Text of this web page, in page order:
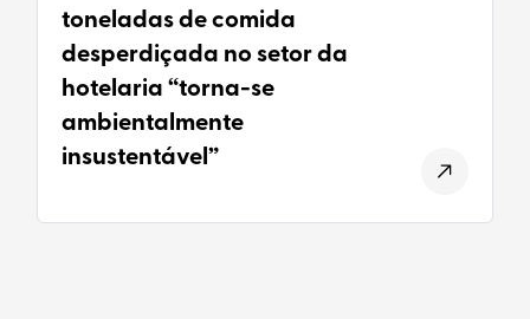
toneladas de comida
desperdiçada no setor da
hotelaria “torna-se
ambientalmente
insustentável”